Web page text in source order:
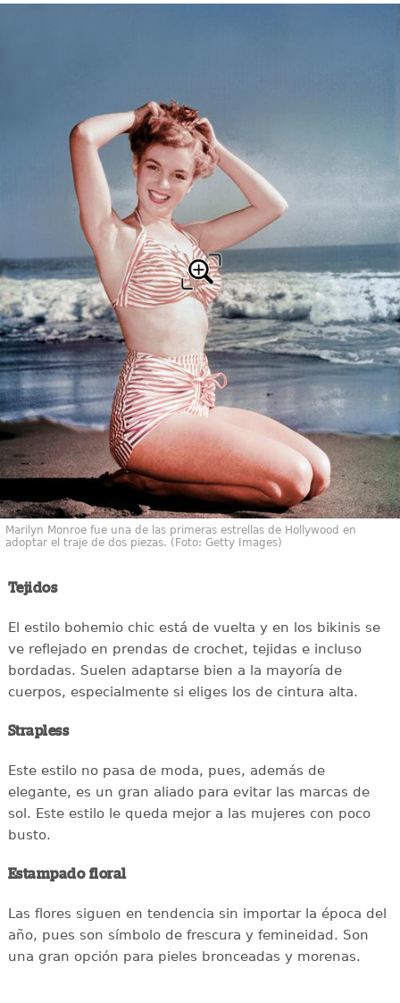
Marilyn Monroe fue una de las primeras estrellas de Hollywood en
adoptar el traje de dos piezas. (Foto: Getty Images)
Tejidos
El estilo bohemio chic está de vuelta y en los bikinis se
ve reflejado en prendas de crochet, tejidas e incluso
bordadas. Suelen adaptarse bien a la mayoría de
cuerpos, especialmente si eliges los de cintura alta.
Strapless
Este estilo no pasa de moda, pues, además de
elegante, es un gran aliado para evitar las marcas de
sol. Este estilo le queda mejor a las mujeres con poco
busto.
Estampado floral
Las flores siguen en tendencia sin importar la época del
año, pues son símbolo de frescura y femineidad. Son
una gran opción para pieles bronceadas y morenas.